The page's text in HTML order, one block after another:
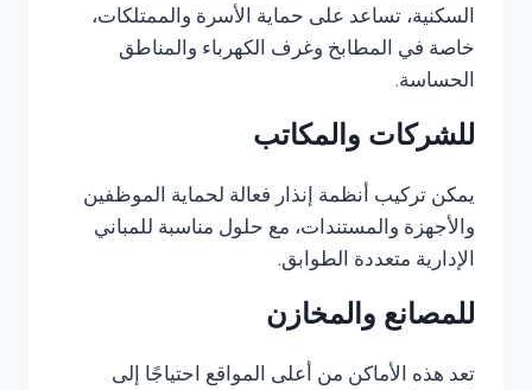
السكنية، تساعد على حماية الأسرة والممتلكات،
خاصة في المطابخ وغرف الكهرباء والمناطق
الحساسة.
للشركات والمكاتب
يمكن تركيب أنظمة إنذار فعالة لحماية الموظفين
والأجهزة والمستندات، مع حلول مناسبة للمباني
الإدارية متعددة الطوابق.
للمصانع والمخازن
تعد هذه الأماكن من أعلى المواقع احتياجًا إلى